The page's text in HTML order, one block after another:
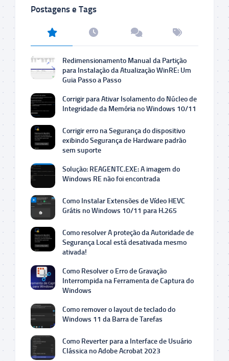
Postagens e Tags
Redimensionamento Manual da Partição
para Instalação da Atualização WinRE: Um
Guia Passo a Passo
Corrigir para Ativar Isolamento do Núcleo de
Integridade da Memória no Windows 10/11
Corrigir erro na Segurança do dispositivo
exibindo Segurança de Hardware padrão
sem suporte
Solução: REAGENTC.EXE: A imagem do
Windows RE não foi encontrada
Como Instalar Extensões de Vídeo HEVC
Grátis no Windows 10/11 para H.265
Como resolver A proteção da Autoridade de
Segurança Local está desativada mesmo
ativada!
Como Resolver o Erro de Gravação
Interrompida na Ferramenta de Captura do
Windows
Como remover o layout de teclado do
Windows 11 da Barra de Tarefas
Como Reverter para a Interface de Usuário
Clássica no Adobe Acrobat 2023